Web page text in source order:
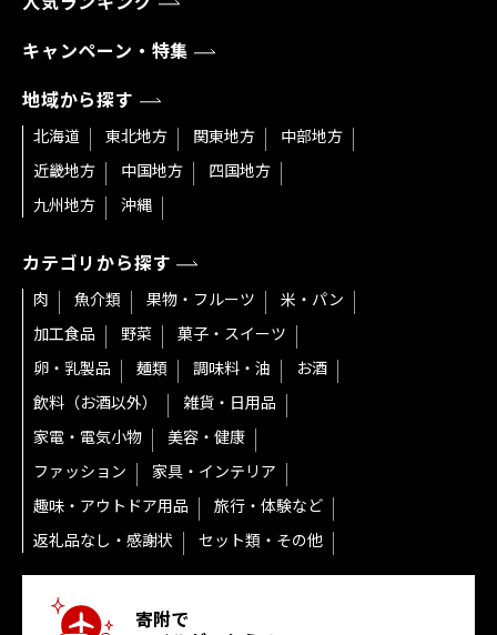
キャンペーン・特集
地域から探す
北海道 東北地方 関東地方
中部地方
近畿地方
中国地方
四国地方
九州地方
沖縄
カテゴリから探す
肉 魚介類 果物・フルーツ
米・パン
加工食品
野菜
菓子・スイーツ
卵・乳製品
麺類 調味料・油
お酒
飲料（お酒以外）
雑貨・日用品
家電・電気小物
美容・健康
ファッション
家具・インテリア
趣味・アウトドア用品
旅行・体験など
返礼品なし・感謝状
セット類・その他
寄附で